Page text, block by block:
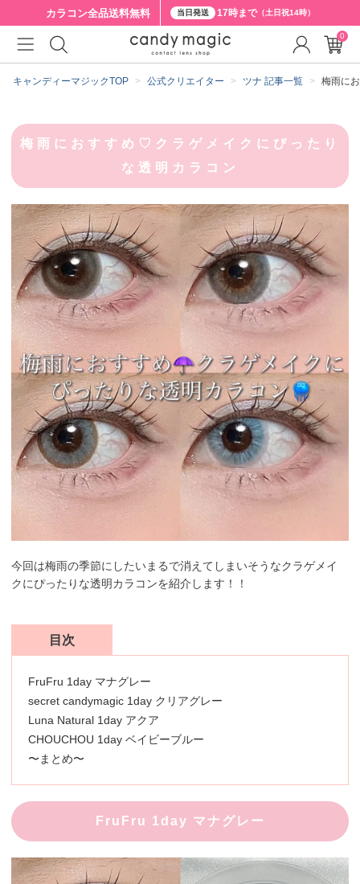
カラコン全品送料無料 当日発送 17時まで（土日祝14時）
キャンディーマジックTOP 公式クリエイター ツナ 記事一覧 梅雨に
梅雨におすすめ♡クラゲメイクにぴったり
な透明カラコン
今回は梅雨の季節にしたいまるで消えてしまいそうなクラゲメイ
クにぴったりな透明カラコンを紹介します！！
目次
FruFru 1day マナグレー
secret candymagic 1day クリアグレー
Luna Natural 1day アクア
CHOUCHOU 1day ベイビーブルー
〜まとめ〜
FruFru 1day マナグレー
0